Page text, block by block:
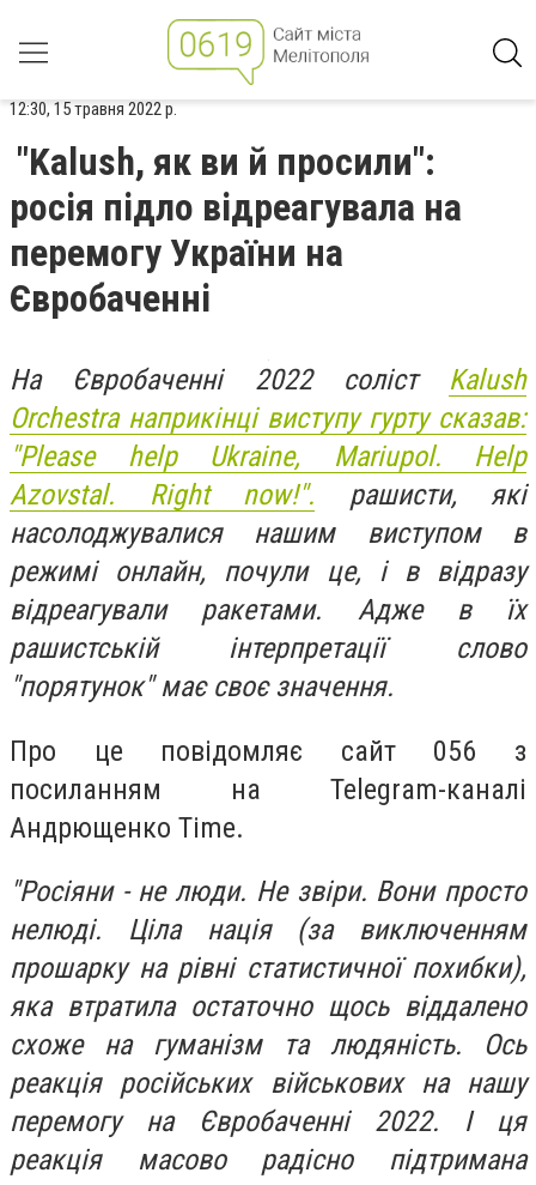
12:30, 15 травня 2022 р.
"Kalush, як ви й просили":
росія підло відреагувала на
перемогу України на
Євробаченні
На Євробаченні 2022 соліст Kalush
Orchestra наприкінці виступу гурту сказав:
"Please help Ukraine, Mariupol. Help
Azovstal. Right now!". рашисти, які
насолоджувалися нашим виступом в
режимі онлайн, почули це, і в відразу
відреагували ракетами. Адже в їх
рашистській інтерпретації слово
"порятунок" має своє значення.
Про це повідомляє сайт 056 з
посиланням на Telegram-каналі
Андрющенко Time.
"Росіяни - не люди. Не звіри. Вони просто
нелюді. Ціла нація (за виключенням
прошарку на рівні статистичної похибки),
яка втратила остаточно щось віддалено
схоже на гуманізм та людяність. Ось
реакція російських військових на нашу
перемогу на Євробаченні 2022. І ця
реакція масово радісно підтримана